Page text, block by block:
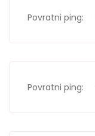
Povratni ping:
Povratni ping: